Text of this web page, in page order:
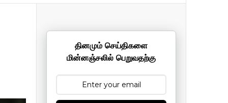
தினமும் செய்திகளை
மின்னஞ்சலில் பெறுவதற்கு